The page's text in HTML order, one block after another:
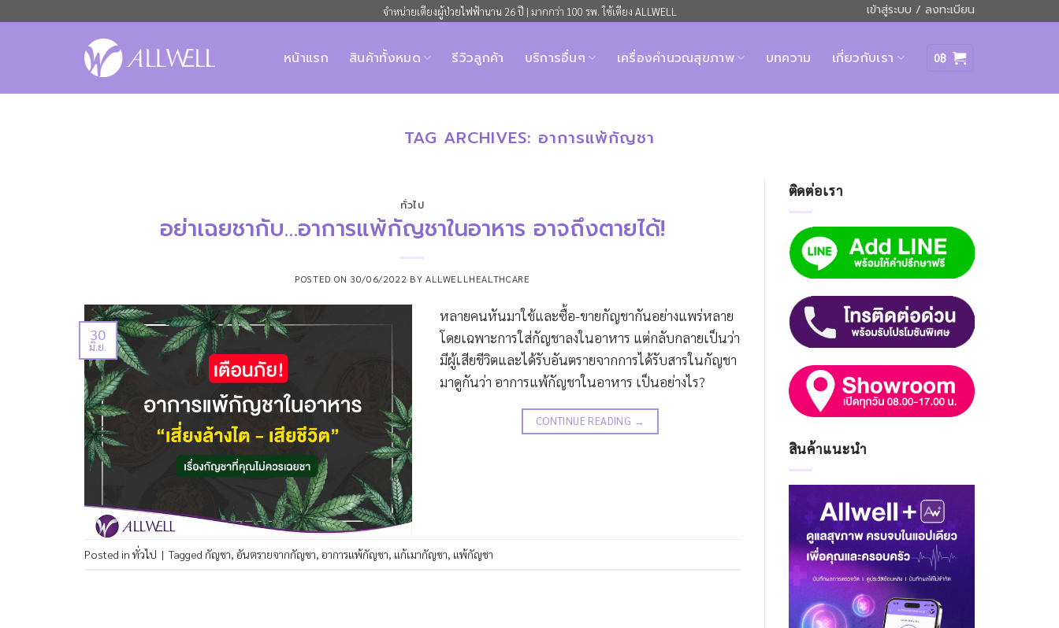
จำหน่ายเตียงผู้ป่วยไฟฟ้านาน 26 ปี | มากกว่า 100 รพ. ใช้เตียง ALLWELL เข้าสู่ระบบ / ลงทะเบียน
หน้าแรก สินค้าทั้งหมด รีวิวลูกค้า บริการอื่นๆ เครื่องคำนวณสุขภาพ บทความ เกี่ยวกับเรา 0฿
TAG ARCHIVES: อาการแพ้กัญชา
ทั่วไป
อย่าเฉยชากับ…อาการแพ้กัญชาในอาหาร อาจถึงตายได้!
POSTED ON 30/06/2022 BY ALLWELLHEALTHCARE
30
มิ.ย.
หลายคนหันมาใช้และซื้อ-ขายกัญชากันอย่างแพร่หลาย
โดยเฉพาะการใส่กัญชาลงในอาหาร แต่กลับกลายเป็นว่า
มีผู้เสียชีวิตและได้รับอันตรายจากการได้รับสารในกัญชา
มาดูกันว่า อาการแพ้กัญชาในอาหาร เป็นอย่างไร?
CONTINUE READING →
Posted in ทั่วไป | Tagged กัญชา อันตรายจากกัญชา อาการแพ้กัญชา แก้เมากัญชา แพ้กัญชา
ติดต่อเรา
สินค้าแนะนำ